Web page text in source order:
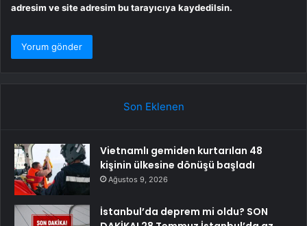
adresim ve site adresim bu tarayıcıya kaydedilsin.
Son Eklenen
Vietnamlı gemiden kurtarılan 48
kişinin ülkesine dönüşü başladı
Ağustos 9, 2026
İstanbul’da deprem mi oldu? SON